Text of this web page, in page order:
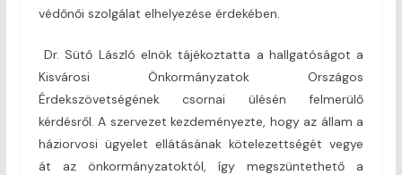
védőnői szolgálat elhelyezése érdekében.
Dr. Sütő László elnök tájékoztatta a hallgatóságot a
Kisvárosi Önkormányzatok Országos
Érdekszövetségének csornai ülésén felmerülő
kérdésről. A szervezet kezdeményezte, hogy az állam a
háziorvosi ügyelet ellátásának kötelezettségét vegye
át az önkormányzatoktól, így megszüntethető a